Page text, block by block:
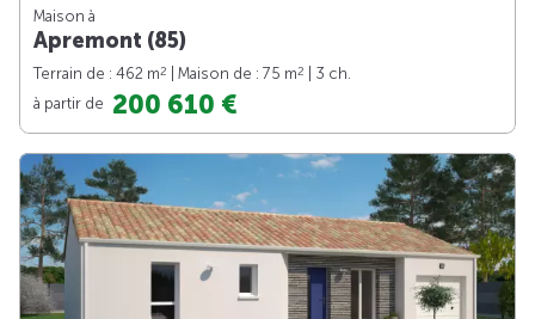
Maison à
Apremont (85)
Terrain de : 462 m2 | Maison de : 75 m2
| 3 ch.
à partir de 200 610 €